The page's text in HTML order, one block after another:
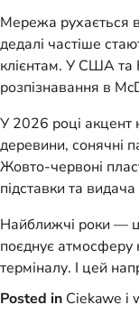
Мережа рухається в
дедалі частіше
клієнтам. У США та
розпізнавання в
У 2026 році акцент
деревини, сонячні
Жовто-червоні
підставки та видача
Найближчі роки —
поєднує атмосферу
терміналу. І цей
Posted in Ciekawe i